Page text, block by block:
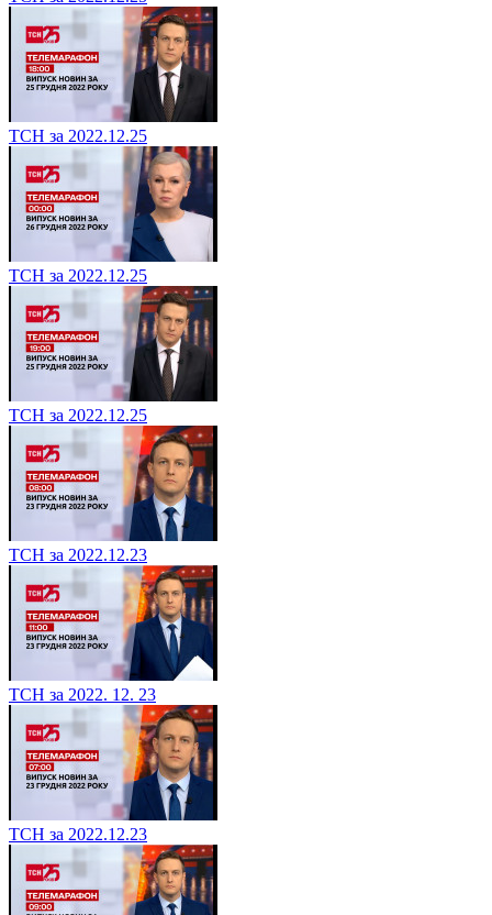
ТСН за 2022.12.25
ТСН за 2022.12.25
ТСН за 2022.12.25
ТСН за 2022.12.23
ТСН за 2022. 12. 23
ТСН за 2022.12.23